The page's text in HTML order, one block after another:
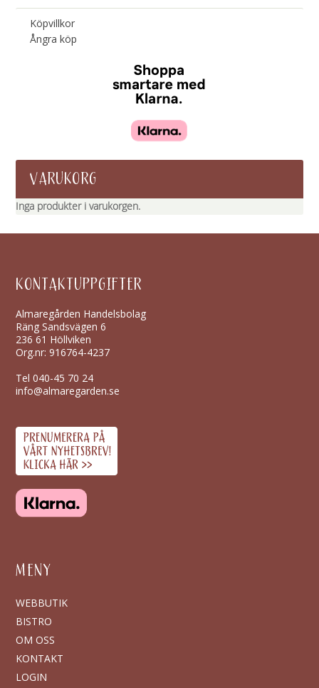
Köpvillkor
Ångra köp
VARUKORG
Inga produkter i varukorgen.
KONTAKTUPPGIFTER
Almaregården Handelsbolag
Räng Sandsvägen 6
236 61 Höllviken
Org.nr: 916764-4237
Tel040-45 70 24
info@almaregarden.se
MENY
WEBBUTIK
BISTRO
OM OSS
KONTAKT
LOGIN